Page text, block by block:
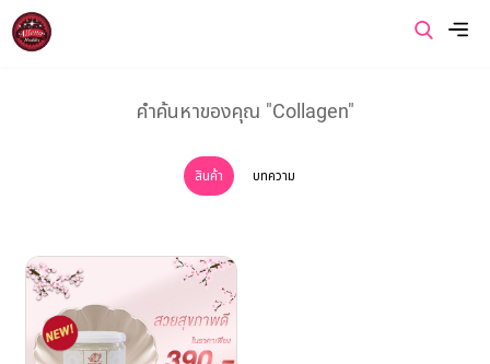
สินค้าของเรา
โปรโมชั่นของเรา
คำค้นหาของคุณ "Collagen"
สินค้า บทความ